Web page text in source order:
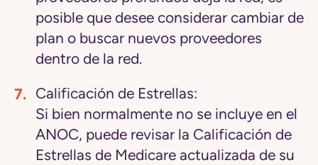
posible que desee considerar cambiar de
plan o buscar nuevos proveedores
dentro de la red.
Calificación de Estrellas:
Si bien normalmente no se incluye en el
ANOC, puede revisar la Calificación de
Estrellas de Medicare actualizada de su